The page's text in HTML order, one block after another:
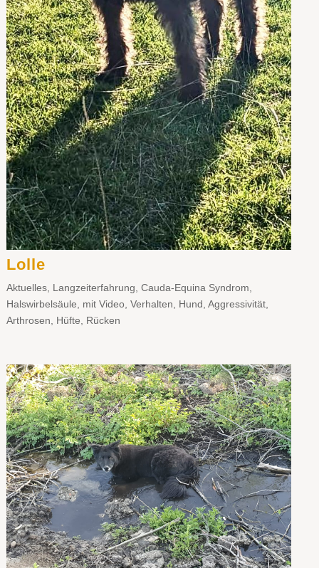
Lolle
Aktuelles, Langzeiterfahrung, Cauda-Equina Syndrom,
Halswirbelsäule, mit Video, Verhalten, Hund, Aggressivität,
Arthrosen, Hüfte, Rücken